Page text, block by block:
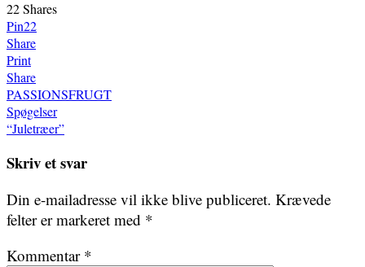
22Shares
Pin22
Share
Print
Share
PASSIONSFRUGT
Indlægsnavigation
Spøgelser
“Juletræer”
Skriv et svar
Din e-mailadresse vil ikke blive publiceret. Krævede
felter er markeret med *
Kommentar *